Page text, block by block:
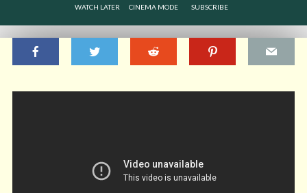
WATCH LATER CINEMA MODE SUBSCRIBE